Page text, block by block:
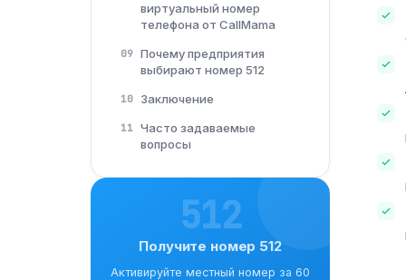
виртуальный номер
телефона от CallMama
09 Почему предприятия
выбирают номер 512
10 Заключение
11 Часто задаваемые
вопросы
512
Получите номер 512
Активируйте местный номер за 60